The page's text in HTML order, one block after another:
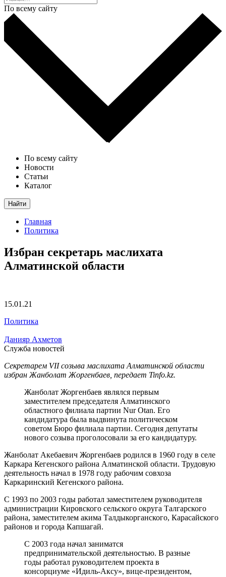
По всему сайту
По всему сайту
Новости
Статьи
Каталог
Найти
Главная
Политика
Избран секретарь маслихата
Алматинской области
15.01.21
Политика
Данияр Ахметов
Служба новостей
Секретарем VII созыва маслихата Алматинской области
избран Жанболат Жоргенбаев, передает Tinfo.kz.
Жанболат Жоргенбаев являлся первым
заместителем председателя Алматинского
областного филиала партии Nur Otan. Его
кандидатура была выдвинута политическом
советом Бюро филиала партии. Сегодня депутаты
нового созыва проголосовали за его кандидатуру.
Жанболат Акебаевич Жоргенбаев родился в 1960 году в селе
Каркара Кегенского района Алматинской области. Трудовую
деятельность начал в 1978 году рабочим совхоза
Каркаринский Кегенского района.
С 1993 по 2003 годы работал заместителем руководителя
администрации Кировского сельского округа Талгарского
района, заместителем акима Талдыкорганского, Карасайского
районов и города Капшагай.
С 2003 года начал заниматся
предпринимательской деятельностью. В разные
годы работал руководителем проекта в
консорциуме «Идиль-Аксу», вице-президентом,